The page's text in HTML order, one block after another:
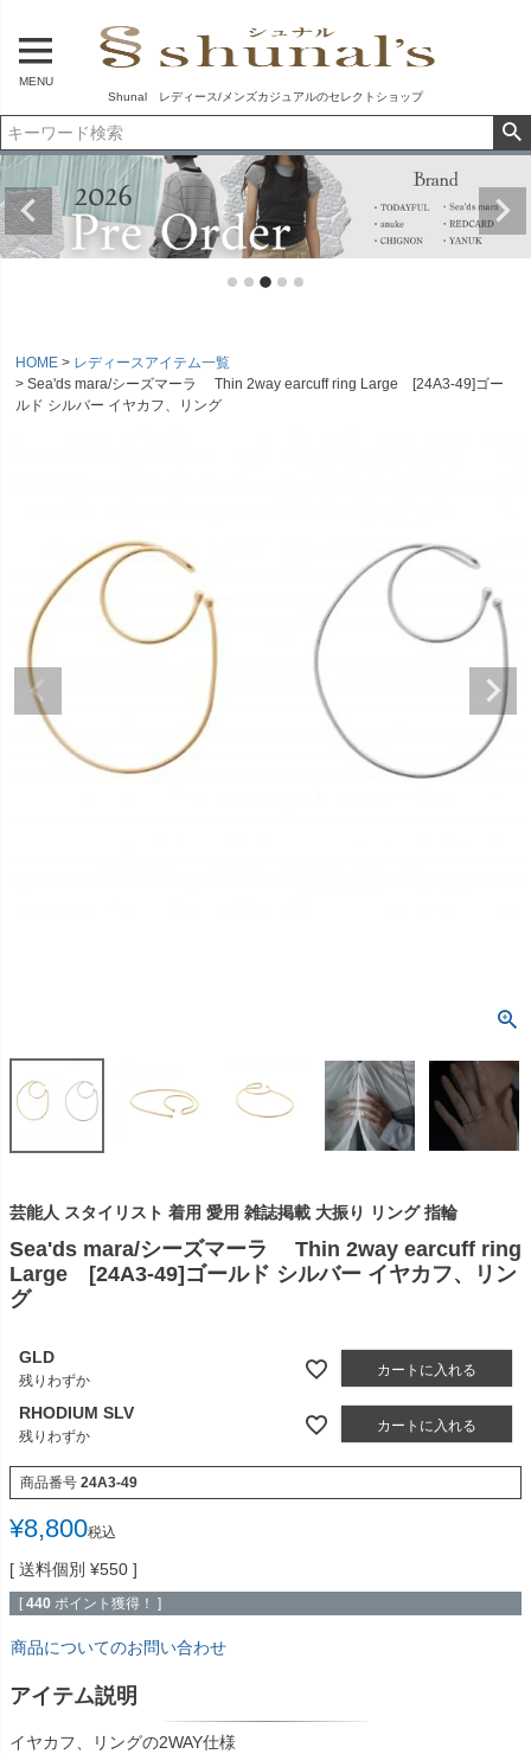
MENU
Shunal レディース/メンズカジュアルのセレクトショップ
HOME
レディースアイテム一覧
Sea'ds mara/シーズマーラ Thin 2way earcuff ring Large [24A3-49]ゴー
ルド シルバー イヤカフ、リング
芸能人 スタイリスト 着用 愛用 雑誌掲載 大振り リング 指輪
Sea'ds mara/シーズマーラ Thin 2way earcuff ring
Large [24A3-49]ゴールド シルバー イヤカフ、リン
グ
GLD
残りわずか
カートに入れる
RHODIUM SLV
残りわずか
カートに入れる
商品番号 24A3-49
¥8,800税込
送料個別 ¥550
[ 440 ポイント獲得！ ]
商品についてのお問い合わせ
アイテム説明
イヤカフ、リングの2WAY仕様